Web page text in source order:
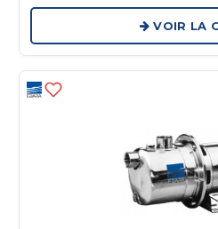
VOIR LA